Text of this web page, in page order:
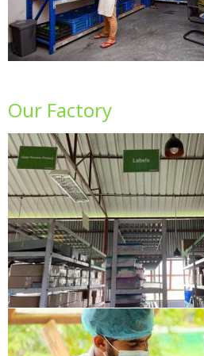
Our Factory